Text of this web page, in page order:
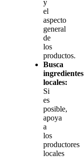
y
el
aspecto
general
de
los
productos.
Busca
ingredientes
locales:
Si
es
posible,
apoya
a
los
productores
locales